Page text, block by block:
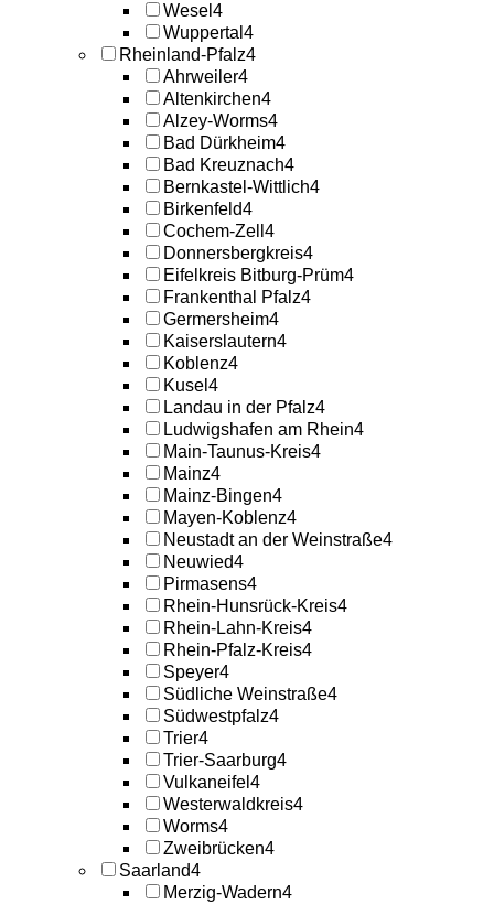
Wesel 4
Wuppertal 4
Rheinland-Pfalz4
Ahrweiler4
Altenkirchen4
Alzey-Worms4
Bad Dürkheim4
Bad Kreuznach4
Bernkastel-Wittlich4
Birkenfeld4
Cochem-Zell 4
Donnersbergkreis4
Eifelkreis Bitburg-Prüm4
Frankenthal Pfalz4
Germersheim4
Kaiserslautern4
Koblenz4
Kusel 4
Landau in der Pfalz4
Ludwigshafen am Rhein4
Main-Taunus-Kreis4
Mainz4
Mainz-Bingen4
Mayen-Koblenz4
Neustadt an der Weinstraße4
Neuwied4
Pirmasens4
Rhein-Hunsrück-Kreis4
Rhein-Lahn-Kreis4
Rhein-Pfalz-Kreis4
Speyer4
Südliche Weinstraße4
Südwestpfalz4
Trier4
Trier-Saarburg4
Vulkaneifel 4
Westerwaldkreis4
Worms4
Zweibrücken4
Saarland4
Merzig-Wadern4